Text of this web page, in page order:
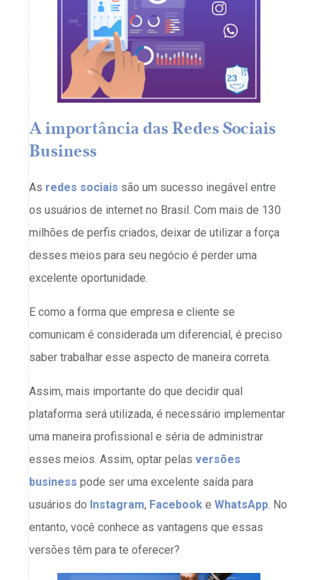
A importância das Redes Sociais
Business
As redes sociais são um sucesso inegável entre
os usuários de internet no Brasil. Com mais de 130
milhões de perfis criados, deixar de utilizar a força
desses meios para seu negócio é perder uma
excelente oportunidade.
E como a forma que empresa e cliente se
comunicam é considerada um diferencial, é preciso
saber trabalhar esse aspecto de maneira correta.
Assim, mais importante do que decidir qual
plataforma será utilizada, é necessário implementar
uma maneira profissional e séria de administrar
esses meios. Assim, optar pelas versões
business pode ser uma excelente saída para
usuários do Instagram, Facebook e WhatsApp. No
entanto, você conhece as vantagens que essas
versões têm para te oferecer?